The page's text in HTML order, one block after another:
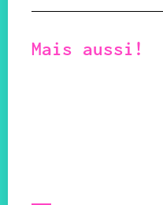
Mais aussi!